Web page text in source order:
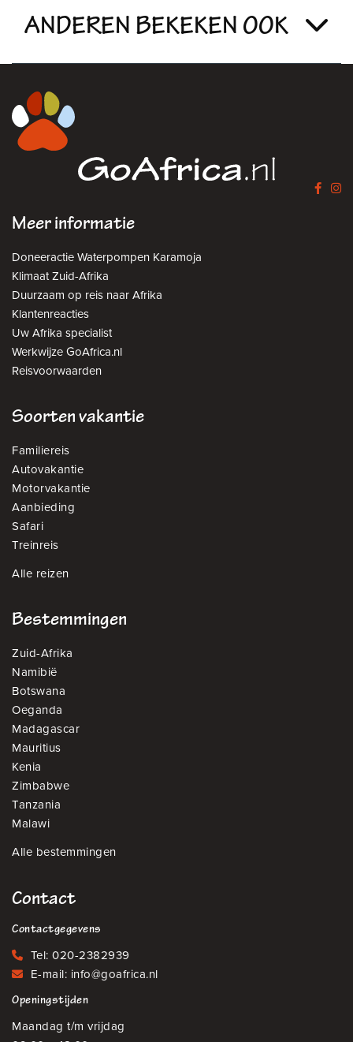
ANDEREN BEKEKEN OOK
Meer informatie
Doneeractie Waterpompen Karamoja
Klimaat Zuid-Afrika
Duurzaam op reis naar Afrika
Klantenreacties
Uw Afrika specialist
Werkwijze GoAfrica.nl
Reisvoorwaarden
Soorten vakantie
Familiereis
Autovakantie
Motorvakantie
Aanbieding
Safari
Treinreis
Alle reizen
Bestemmingen
Zuid-Afrika
Namibië
Botswana
Oeganda
Madagascar
Mauritius
Kenia
Zimbabwe
Tanzania
Malawi
Alle bestemmingen
Contact
Contactgegevens
Tel: 020-2382939
E-mail: info@goafrica.nl
Openingstijden
Maandag t/m vrijdag